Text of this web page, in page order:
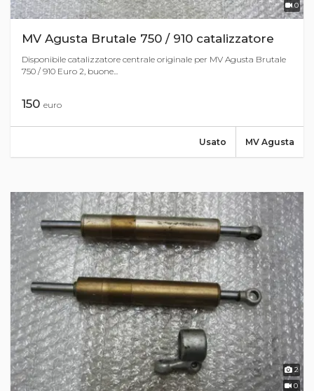
0
MV Agusta Brutale 750 / 910 catalizzatore
Disponibile catalizzatore centrale originale per MV Agusta Brutale
750 / 910 Euro 2, buone...
150 euro
MV Agusta
Usato
2
0